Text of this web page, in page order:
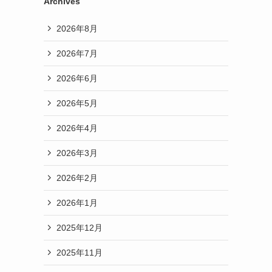
2026年8月
2026年7月
2026年6月
2026年5月
2026年4月
2026年3月
2026年2月
2026年1月
2025年12月
2025年11月